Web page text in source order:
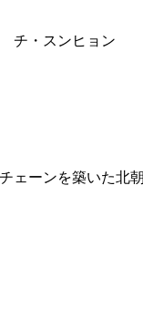
チ・スンヒョン
ェーンを築いた北